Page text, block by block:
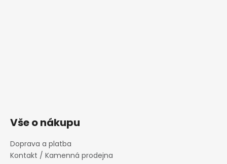
Vše o nákupu
Doprava a platba
Kontakt / Kamenná prodejna